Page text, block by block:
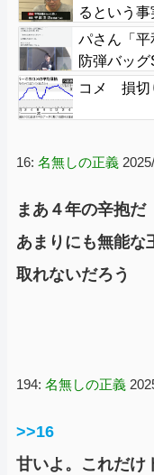
るという事
パさん「平
防弾バッ
人が総理大
コメ 損切
16: 名無しの正義
まあ４年の辛抱だ
あまりにも無能な
取れないだろう
194: 名無しの正義
>>16
甘いよ。これだけ